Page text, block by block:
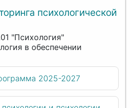
психологической
"Психология"
в обеспечении
2025-2027